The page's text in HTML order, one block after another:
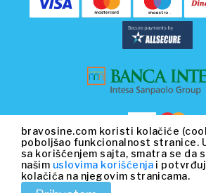
© 2026 Beo Capital Partners and its
bravosine.com koristi kolačiće
poboljšao funkcionalnost stranice.
sa korišćenjem sajta, smatra se da
našim uslovima korišćenja i
kolačića na njegovim stranicama.